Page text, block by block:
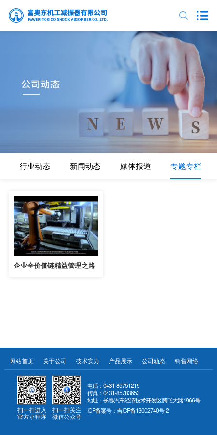
行业动态 新闻动态 媒体报道 专题专栏
企业全价值链精益管理之路
网站首页 关于公司 技术实力 产品展示 公司动态 销售网络
扫一扫进入
官方小程序
扫一扫关注
微信公众号
电话：0431-85751219
传真：0431-85783653
地址：长春汽车经济技术开发区腾飞大路1966号
ICP备案号：吉ICP备13002740号-2